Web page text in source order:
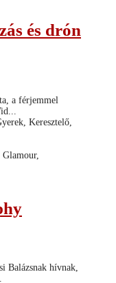
és drón
a férjemmel
Keresztelő,
Balázsnak hívnak,